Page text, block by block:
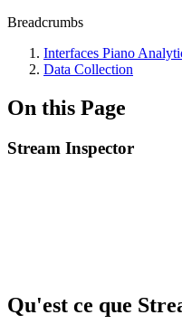
Breadcrumbs
Interfaces Piano
Data Collection
On this Page
Stream Inspector
Qu'est ce que